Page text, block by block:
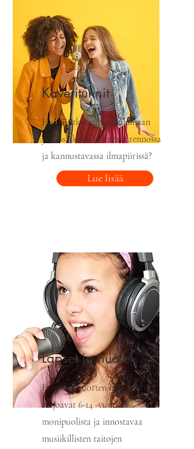
Kaveritunnit
Haluaisitko oppia laulamaan
yhdessä kaverin kanssa rennossa
ja kannustavassa ilmapiirissä?
Lue lisää
Lapset ja nuoret
Lasten ja nuorten laulutunnit
tarjoavat 6-14 -vuotiaille
monipuolista ja innostavaa
musiikillisten taitojen